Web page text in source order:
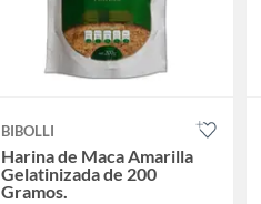
BIBOLLI
Harina de Maca Amarilla
Gelatinizada de 200
Gramos.